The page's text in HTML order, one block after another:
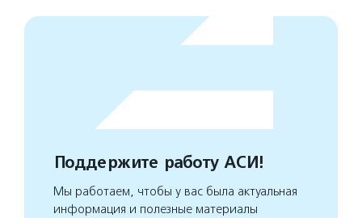
Поддержите работу АСИ!
Мы работаем, чтобы у вас была актуальная
информация и полезные материалы